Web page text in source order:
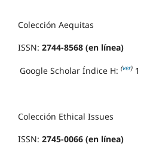
Colección Aequitas
ISSN: 2744-8568 (en línea)
Google Scholar Índice H: (ver) 1
Colección Ethical Issues
ISSN: 2745-0066 (en línea)